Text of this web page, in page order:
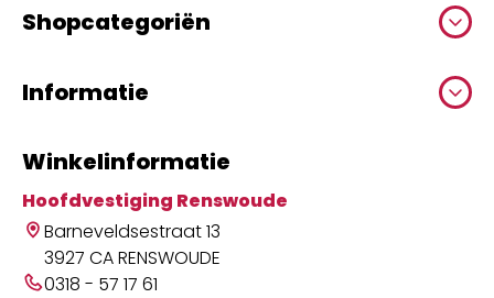
Shopcategoriën
Informatie
Winkelinformatie
Hoofdvestiging Renswoude
Barneveldsestraat 13
3927 CA RENSWOUDE
0318 - 57 17 61